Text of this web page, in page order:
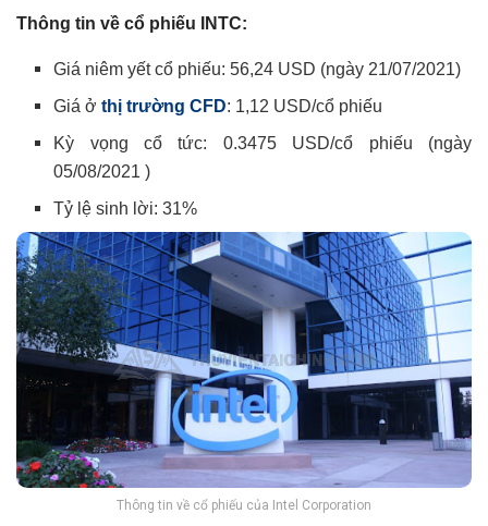
Thông tin về cổ phiếu INTC:
Giá niêm yết cổ phiếu: 56,24 USD (ngày 21/07/2021)
Giá ởthị trường CFD: 1,12 USD/cổ phiếu
Kỳ vọng cổ tức: 0.3475 USD/cổ phiếu (ngày
05/08/2021 )
Tỷ lệ sinh lời: 31%
Thông tin về cổ phiếu của Intel Corporation